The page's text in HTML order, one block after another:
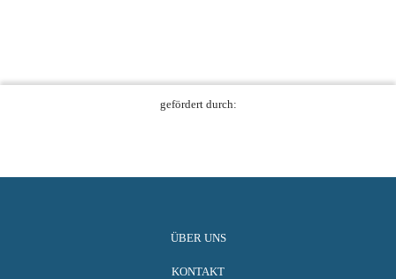
gefördert durch:
ÜBER UNS
KONTAKT